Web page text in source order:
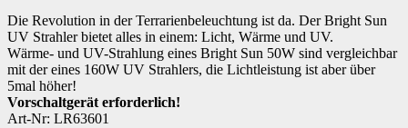
Die Revolution in der Terrarienbeleuchtung ist da. Der Bright Sun
UV Strahler bietet alles in einem: Licht, Wärme und UV.
Wärme- und UV-Strahlung eines Bright Sun 50W sind vergleichbar
mit der eines 160W UV Strahlers, die Lichtleistung ist aber über
5mal höher!
Vorschaltgerät erforderlich!
Art-Nr: LR63601